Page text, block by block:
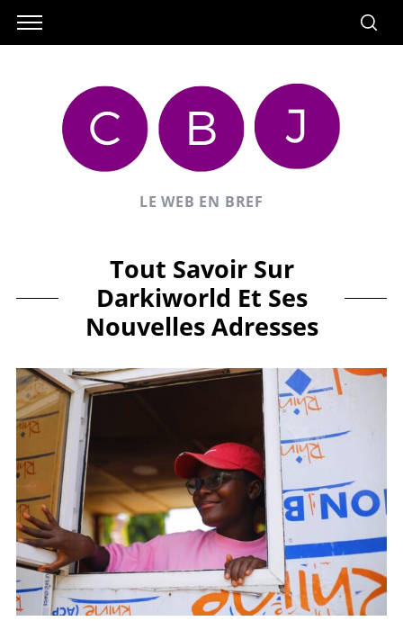
LE WEB EN BREF
Tout Savoir Sur
Darkiworld Et Ses
Nouvelles Adresses